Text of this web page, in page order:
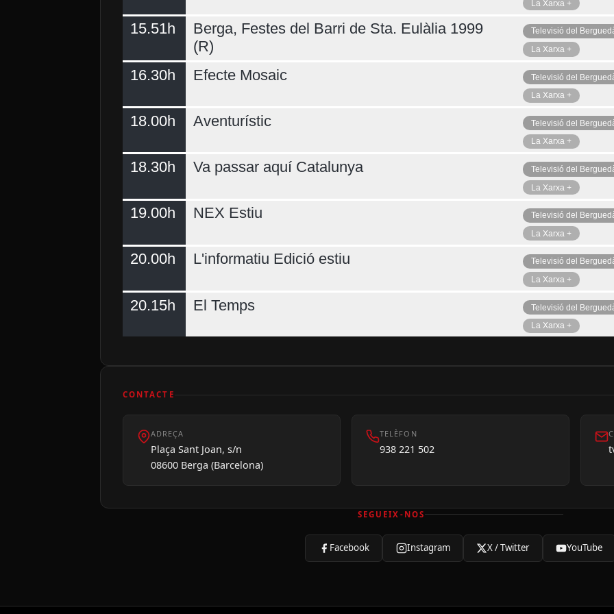
La Xarxa +
15.51h
Berga, Festes del Barri de Sta. Eulàlia 1999
(R)
Televisió del
La Xarxa +
16.30h Efecte Mosaic
Televisió del
La Xarxa +
18.00h Aventurístic
Televisió del
La Xarxa +
18.30h Va passar aquí Catalunya
Televisió del
La Xarxa +
19.00h NEX Estiu
Televisió del
La Xarxa +
20.00h L'informatiu Edició estiu
Televisió del
La Xarxa +
20.15h El Temps
Televisió del
La Xarxa +
CONTACTE
ADREÇA
Plaça Sant Joan, s/n
08600 Berga (Barcelona)
TELÈFON
938 221 502
SEGUEIX-NOS
Facebook Instagram X / Twitter YouTube